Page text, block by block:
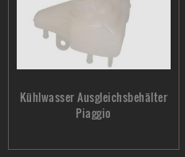
Kühlwasser Ausgleichsbehälter
Piaggio